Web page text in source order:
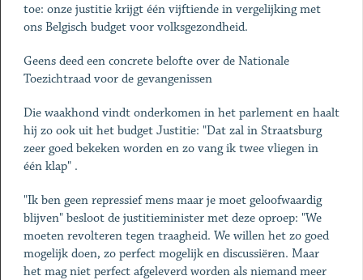
toe: onze justitie krijgt één vijftiende in vergelijking met
ons Belgisch budget voor volksgezondheid.
Geens deed een concrete belofte over de Nationale
Toezichtraad voor de gevangenissen
Die waakhond vindt onderkomen in het parlement en haalt
hij zo ook uit het budget Justitie: "Dat zal in Straatsburg
zeer goed bekeken worden en zo vang ik twee vliegen in
één klap" .
"Ik ben geen repressief mens maar je moet geloofwaardig
blijven" besloot de justitieminister met deze oproep: "We
moeten revolteren tegen traagheid. We willen het zo goed
mogelijk doen, zo perfect mogelijk en discussiëren. Maar
het mag niet perfect afgeleverd worden als niemand meer